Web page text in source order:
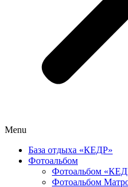
Menu
База отдыха «КЕДР»
Фотоальбом
Фотоальбом
Фотоальбом